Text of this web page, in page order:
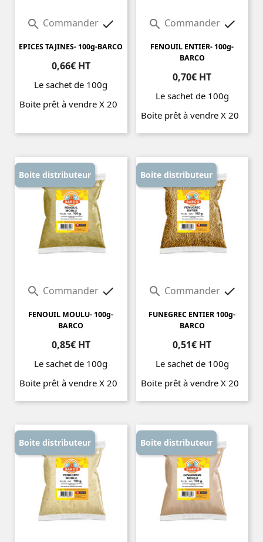
 Commander 
EPICES TAJINES- 100g-BARCO
0,66€ HT
Le sachet de 100g
Boite prêt à vendre X 20
 Commander 
FENOUIL ENTIER- 100g-
BARCO
0,70€ HT
Le sachet de 100g
Boite prêt à vendre X 20
Prix
 Commander 
FENOUIL MOULU- 100g-
BARCO
0,85€ HT
Le sachet de 100g
Boite prêt à vendre X 20
Prix
Boite distributeur
 Commander 
FUNEGREC ENTIER 100g-
BARCO
0,51€ HT
Le sachet de 100g
Boite prêt à vendre X 20
Prix
Boite distributeur
Boite distributeur Boite distributeur